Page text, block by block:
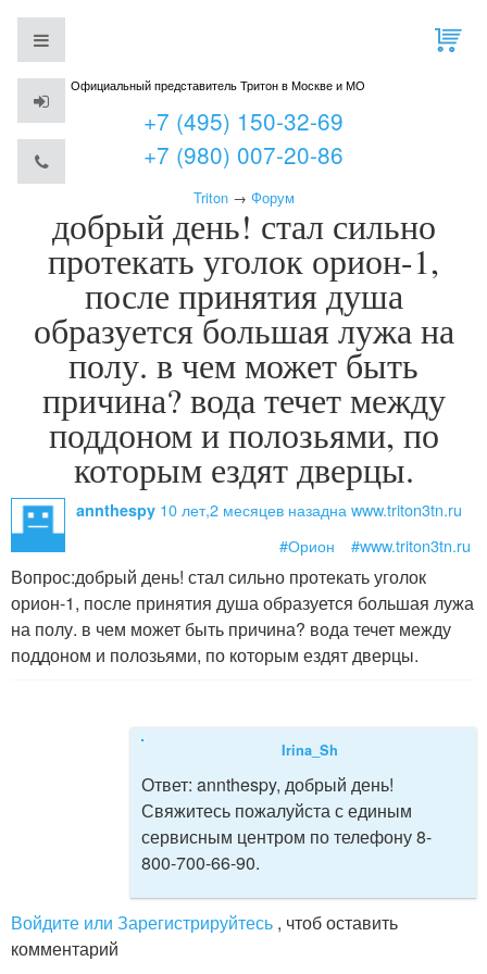
Официальный представитель Тритон в Москве и МО
+7 (495) 150-32-69
+7 (980) 007-20-86
Triton→ Форум
добрый день! стал сильно
протекать уголок орион-1,
после принятия душа
образуется большая лужа на
полу. в чем может быть
причина? вода течет между
поддоном и полозьями, по
которым ездят дверцы.
annthespy 10 лет,2 месяцев назадна www.triton3tn.ru
#Орион
#www.triton3tn.ru
Вопрос:добрый день! стал сильно протекать уголок
орион-1, после принятия душа образуется большая лужа
на полу. в чем может быть причина? вода течет между
поддоном и полозьями, по которым ездят дверцы.
Irina_Sh
Ответ: annthespy, добрый день!
Свяжитесь пожалуйста с единым
сервисным центром по телефону 8-
800-700-66-90.
Войдите или Зарегистрируйтесь , чтоб оставить
комментарий